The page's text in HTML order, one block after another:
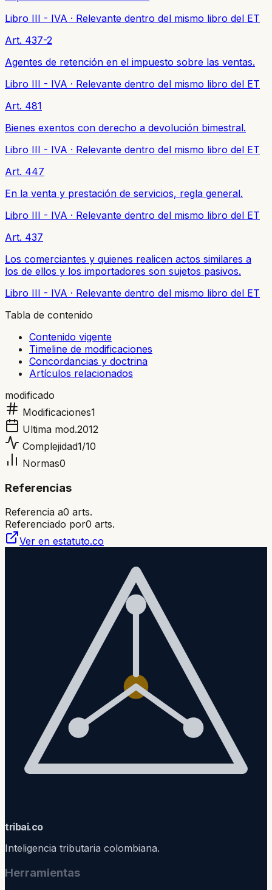
Libro III - IVA · Relevante dentro del mismo libro del ET
Art. 437-2
Agentes de retención en el impuesto sobre las ventas.
Libro III - IVA · Relevante dentro del mismo libro del ET
Art. 481
Bienes exentos con derecho a devolución bimestral.
Libro III - IVA · Relevante dentro del mismo libro del ET
Art. 447
En la venta y prestación de servicios, regla general.
Libro III - IVA · Relevante dentro del mismo libro del ET
Art. 437
Los comerciantes y quienes realicen actos similares a
los de ellos y los importadores son sujetos pasivos.
Libro III - IVA · Relevante dentro del mismo libro del ET
Tabla de contenido
Contenido vigente
Timeline de modificaciones
Concordancias y doctrina
Artículos relacionados
modificado
Modificaciones1
Ultima mod.2012
Complejidad1/10
Normas0
Referencias
Referencia a0 arts.
Referenciado por0 arts.
Ver en estatuto.co
tribai.co
Inteligencia tributaria colombiana.
Herramientas